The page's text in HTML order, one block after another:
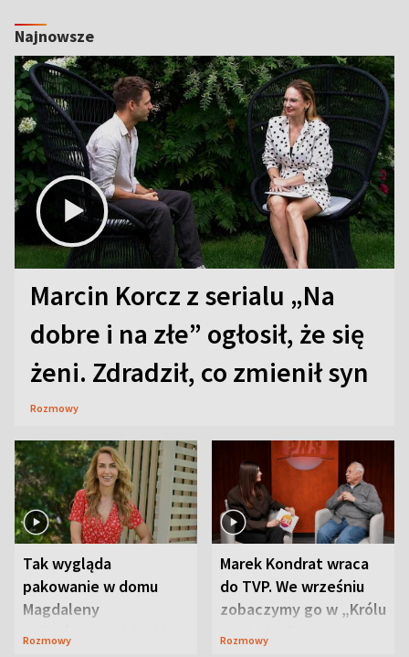
Najnowsze
Marcin Korcz z serialu „Na
dobre i na złe” ogłosił, że się
żeni. Zdradził, co zmienił syn
Rozmowy
Tak wygląda
pakowanie w domu
Magdaleny
Waligórskiej-Lisieckiej.
Rozmowy
Marek Kondrat wraca
do TVP. We wrześniu
zobaczymy go w „Królu
Maciusiu I”
Rozmowy